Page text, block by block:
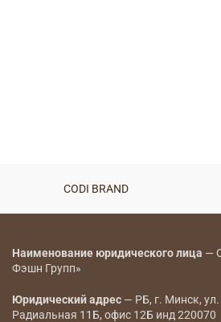
CODI BRAND
Наименование юридического лица —
Фэшн Групп»
Юридический адрес — РБ, г. Минск, ул.
Радиальная 11Б, офис 12Б инд 220070